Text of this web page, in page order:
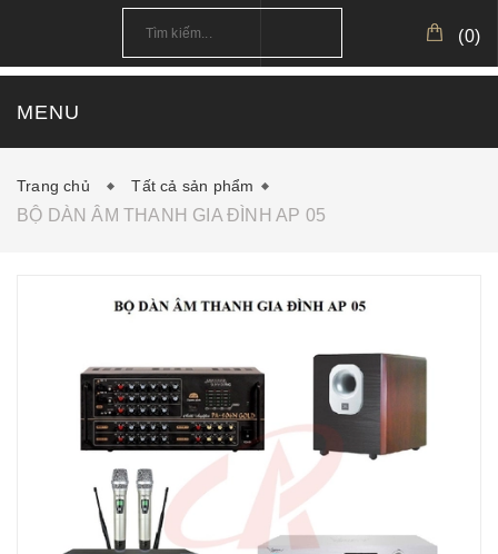
(0)
MENU
CÔNG TRÌNH
Trang chủ Tất cả sản phẩm
BỘ DÀN ÂM THANH GIA ĐÌNH AP 05